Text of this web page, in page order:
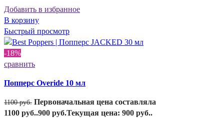
Добавить в избранное
В корзину
Быстрый просмотр
-18%
сравнить
Попперс Overide 10 мл
1100руб. Первоначальная цена составляла
1100 руб..900 руб.Текущая цена: 900 руб..